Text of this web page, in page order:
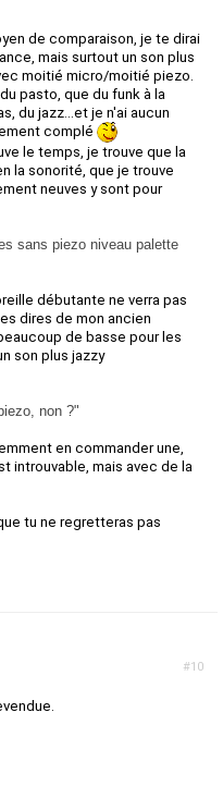
de comparaison, je te dirai
mais surtout un son plus
moitié micro/moitié piezo.
pasto, que du funk à la
du jazz...et je n'ai aucun
complé
le temps, je trouve que la
la sonorité, que je trouve
neuves y sont pour
sans piezo niveau palette
débutante ne verra pas
dires de mon ancien
de basse pour les
son plus jazzy
non ?"
en commander une,
introuvable, mais avec de la
tu ne regretteras pas
#10